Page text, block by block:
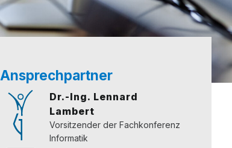
Ansprechpartner
Dr.-Ing. Lennard
Lambert
Vor­sit­zen­der der Fach­kon­fe­renz
Informatik